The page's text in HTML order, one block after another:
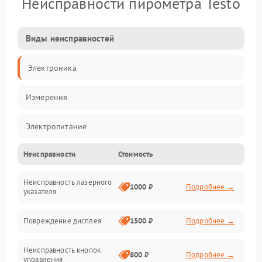
Виды неисправностей
Электроника
Измерения
Электропитание
Оптика
Индикация
Неисправности Стоимость
Неисправность лазерного
указателя
1000 ₽ Подробнее →
Повреждение дисплея 1500 ₽ Подробнее →
Неисправность кнопок
управления
800 ₽ Подробнее →